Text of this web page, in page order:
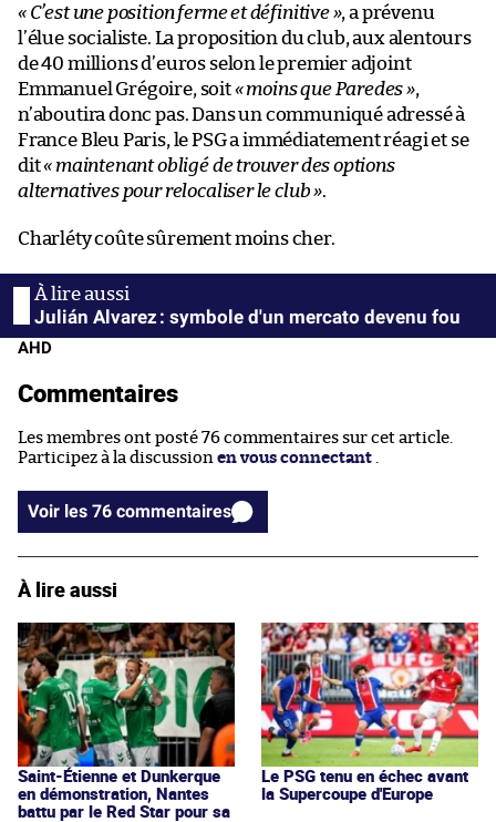
« C’est une position ferme et définitive », a prévenu
l’élue socialiste. La proposition du club, aux alentours
de 40 millions d’euros selon le premier adjoint
Emmanuel Grégoire, soit« moins que Paredes »,
n’aboutira donc pas. Dans un communiqué adressé à
France Bleu Paris, le PSG a immédiatement réagi et se
dit« maintenant obligé de trouver des options
alternatives pour relocaliser le club ».
Charléty coûte sûrement moins cher.
Julián Alvarez : symbole d'un mercato devenu fou
AHD
Commentaires
Les membres ont posté 76 commentaires sur cet article.
Participez à la discussion en vous connectant
Voir les 76 commentaires
À lire aussi
Saint-Étienne et Dunkerque
en démonstration, Nantes
battu par le Red Star pour sa
Le PSG tenu en échec avant
la Supercoupe d'Europe